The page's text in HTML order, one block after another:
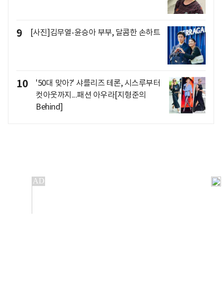
9 [사진]김무열-윤승아 부부, 달콤한 손하트
10
'50대 맞아?' 샤를리즈 테론, 시스루부터
컷아웃까지...패션 아우라[지형준의
Behind]